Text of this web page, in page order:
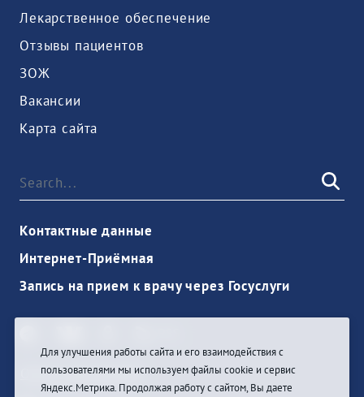
Лекарственное обеспечение
Отзывы пациентов
ЗОЖ
Вакансии
Карта сайта
Контактные данные
Интернет-Приёмная
Запись на прием к врачу через Госуслуги
Ouvrir une session
Для улучшения работы сайта и его взаимодействия с
пользователями мы используем файлы cookie и сервис
Яндекс.Метрика. Продолжая работу с сайтом, Вы даете